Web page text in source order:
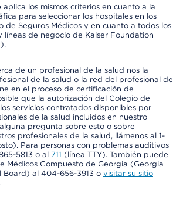
aplica los mismos criterios en cuanto a la
para seleccionar los hospitales en los
de Seguros Médicos y en cuanto a todos los
líneas de negocio de Kaiser Foundation
de un profesional de la salud nos la
de la salud o la red del profesional de
en el proceso de certificación de
que la autorización del Colegio de
servicios contratados disponibles por
de la salud incluidos en nuestro
pregunta sobre esto o sobre
profesionales de la salud, llámenos al 1-
Para personas con problemas auditivos
5813 o al 711 (línea TTY). También puede
Médicos Compuesto de Georgia (Georgia
Board) al 404-656-3913 o visitar su sitio